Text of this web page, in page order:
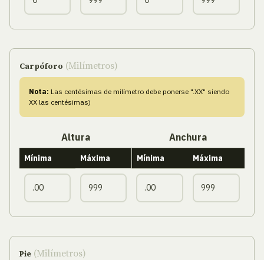
Carpóforo (Milímetros)
Nota: Las centésimas de milímetro debe ponerse ".XX" siendo
XX las centésimas)
Altura Anchura
Mínima Máxima Mínima Máxima
Pie (Milímetros)